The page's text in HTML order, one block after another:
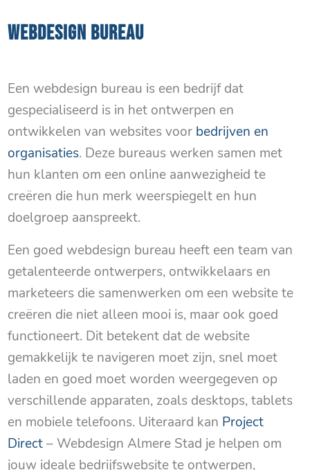
WEBDESIGN BUREAU
Een webdesign bureau is een bedrijf dat
gespecialiseerd is in het ontwerpen en
ontwikkelen van websites voor bedrijven en
organisaties. Deze bureaus werken samen met
hun klanten om een online aanwezigheid te
creëren die hun merk weerspiegelt en hun
doelgroep aanspreekt.
Een goed webdesign bureau heeft een team van
getalenteerde ontwerpers, ontwikkelaars en
marketeers die samenwerken om een website te
creëren die niet alleen mooi is, maar ook goed
functioneert. Dit betekent dat de website
gemakkelijk te navigeren moet zijn, snel moet
laden en goed moet worden weergegeven op
verschillende apparaten, zoals desktops, tablets
en mobiele telefoons. Uiteraard kan Project
Direct– Webdesign Almere Stad je helpen om
jouw ideale bedrijfswebsite te ontwerpen,